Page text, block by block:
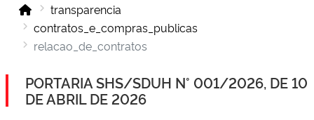
transparencia
contratos_e_compras_publicas
relacao_de_contratos
PORTARIA SHS/SDUH N° 001/2026, DE 10
DE ABRIL DE 2026